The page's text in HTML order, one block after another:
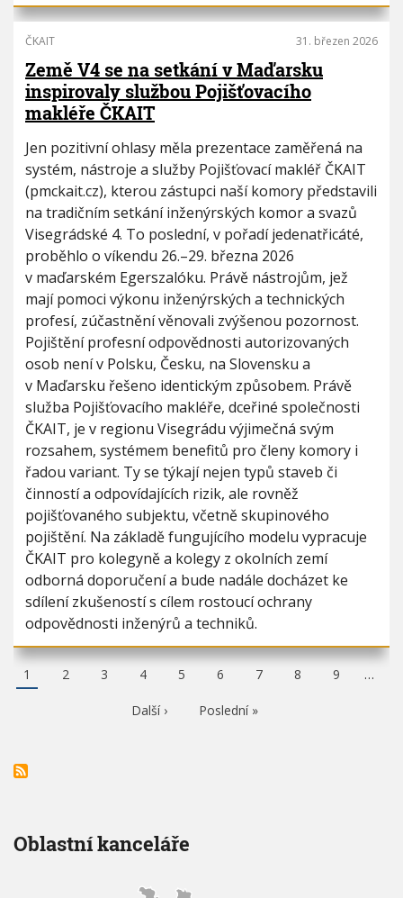
ČKAIT 31. březen 2026
Země V4 se na setkání v Maďarsku
inspirovaly službou Pojišťovacího
makléře ČKAIT
Jen pozitivní ohlasy měla prezentace zaměřená na
systém, nástroje a služby Pojišťovací makléř ČKAIT
(pmckait.cz), kterou zástupci naší komory představili
na tradičním setkání inženýrských komor a svazů
Visegrádské 4. To poslední, v pořadí jedenatřicáté,
proběhlo o víkendu 26.–29. března 2026
v maďarském Egerszalóku. Právě nástrojům, jež
mají pomoci výkonu inženýrských a technických
profesí, zúčastnění věnovali zvýšenou pozornost.
Pojištění profesní odpovědnosti autorizovaných
osob není v Polsku, Česku, na Slovensku a
v Maďarsku řešeno identickým způsobem. Právě
služba Pojišťovacího makléře, dceřiné společnosti
ČKAIT, je v regionu Visegrádu výjimečná svým
rozsahem, systémem benefitů pro členy komory i
řadou variant. Ty se týkají nejen typů staveb či
činností a odpovídajících rizik, ale rovněž
pojišťovaného subjektu, včetně skupinového
pojištění. Na základě fungujícího modelu vypracuje
ČKAIT pro kolegyně a kolegy z okolních zemí
odborná doporučení a bude nadále docházet ke
sdílení zkušeností s cílem rostoucí ochrany
odpovědnosti inženýrů a techniků.
A
k
í
s
k
a
1 P
2 P
3 P
e
4 P
5 P
e
6 P
e
7 P
8 P
9 …
N
s
Další › P
Poslední »
Oblastní kanceláře